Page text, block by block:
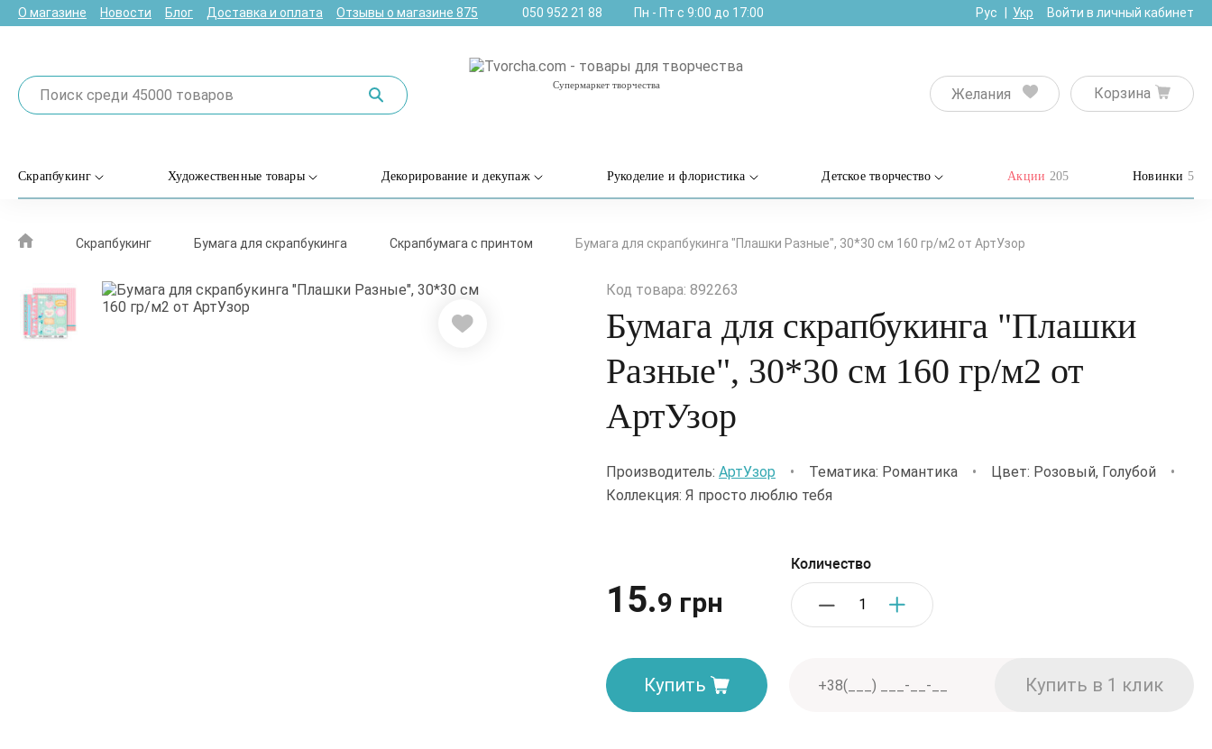
О магазине Новости Блог Доставка и оплата Отзывы о магазине 875 050 952 21 88 Пн - Пт с 9:00 до 17:00 Рус Укр Войти в личный кабинет
Супермаркет творчества
Желания Корзина
Скрапбукинг Художественные товары Декорирование и декупаж Рукоделие и флористика Детское творчество Акции 205 Новинки 5
Скрапбукинг Бумага для скрапбукинга Скрапбумага с принтом Бумага для скрапбукинга "Плашки Разные", 30*30 см 160 гр/м2 от АртУзор
Код товара: 892263
Бумага для скрапбукинга "Плашки
Разные", 30*30 см 160 гр/м2 от
АртУзор
Производитель: АртУзор • Тематика: Романтика • Цвет: Розовый, Голубой
•
Коллекция: Я просто люблю тебя
15.9 грн
Количество
Купить